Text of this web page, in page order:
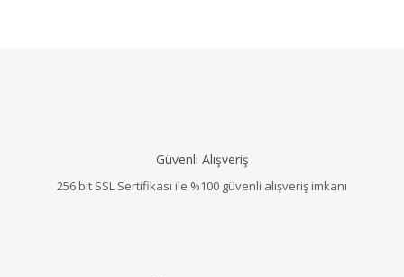
Güvenli Alışveriş
256 bit SSL Sertifikası ile %100 güvenli alışveriş imkanı